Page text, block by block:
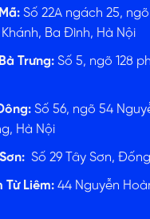
Số 22A ngách 25, ngõ
Ba Đình, Hà Nội
Trưng: Số 5, ngõ 128
Số 56, ngõ 54
Hà Nội
Số 29 Tây Sơn,
Từ Liêm: 44 Nguyễn